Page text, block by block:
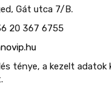
Gát utca 7/B.
20 367 6755
ténye, a kezelt